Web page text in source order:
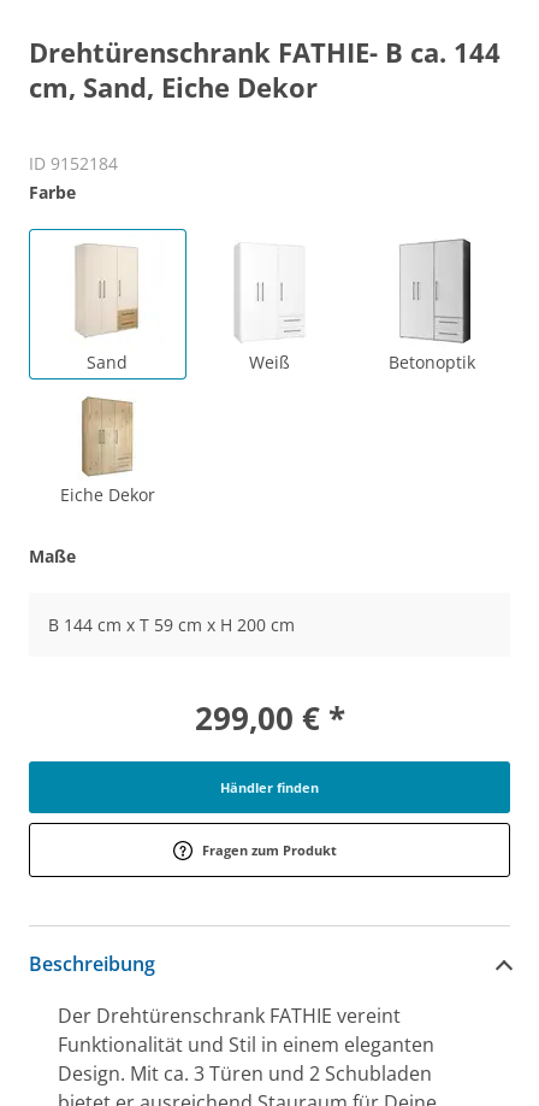
Drehtürenschrank FATHIE- B ca. 144
cm, Sand, Eiche Dekor
ID 9152184
Farbe
Sand Weiß Betonoptik
Eiche Dekor
Maße
B 144 cm x T 59 cm x H 200 cm
299,00 € *
Händler finden
Fragen zum Produkt
Beschreibung
Der Drehtürenschrank FATHIE vereint
Funktionalität und Stil in einem eleganten
Design. Mit ca. 3 Türen und 2 Schubladen